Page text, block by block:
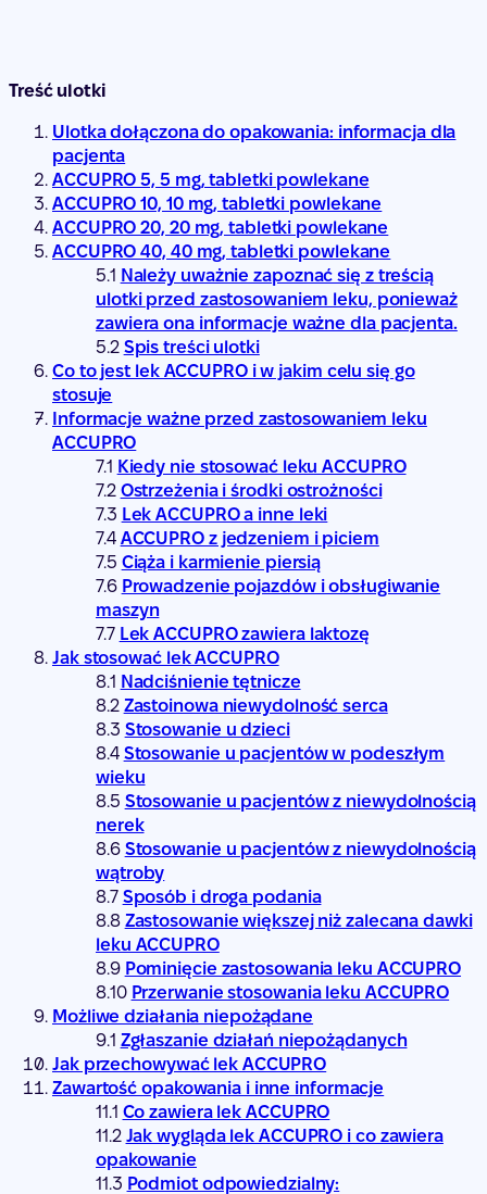
Treść ulotki
Ulotka dołączona do opakowania: informacja dla
pacjenta
ACCUPRO 5, 5 mg, tabletki powlekane
ACCUPRO 10, 10 mg, tabletki powlekane
ACCUPRO 20, 20 mg, tabletki powlekane
ACCUPRO 40, 40 mg, tabletki powlekane
Należy uważnie zapoznać się z treścią
ulotki przed zastosowaniem leku, ponieważ
zawiera ona informacje ważne dla pacjenta.
Spis treści ulotki
Co to jest lek ACCUPRO i w jakim celu się go
stosuje
Informacje ważne przed zastosowaniem leku
ACCUPRO
Kiedy nie stosować leku ACCUPRO
Ostrzeżenia i środki ostrożności
Lek ACCUPRO a inne leki
ACCUPRO z jedzeniem i piciem
Ciąża i karmienie piersią
Prowadzenie pojazdów i obsługiwanie
maszyn
Lek ACCUPRO zawiera laktozę
Jak stosować lek ACCUPRO
Nadciśnienie tętnicze
Zastoinowa niewydolność serca
Stosowanie u dzieci
Stosowanie u pacjentów w podeszłym
wieku
Stosowanie u pacjentów z niewydolnością
nerek
Stosowanie u pacjentów z niewydolnością
wątroby
Sposób i droga podania
Zastosowanie większej niż zalecana dawki
leku ACCUPRO
Pominięcie zastosowania leku ACCUPRO
Przerwanie stosowania leku ACCUPRO
Możliwe działania niepożądane
Zgłaszanie działań niepożądanych
Jak przechowywać lek ACCUPRO
Zawartość opakowania i inne informacje
Co zawiera lek ACCUPRO
Jak wygląda lek ACCUPRO i co zawiera
opakowanie
Podmiot odpowiedzialny: